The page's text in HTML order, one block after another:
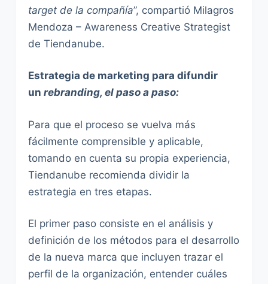
target de la compañía”, compartió Milagros
Mendoza – Awareness Creative Strategist
de Tiendanube.
Estrategia de marketing para difundir
un rebranding, el paso a paso:
Para que el proceso se vuelva más
fácilmente comprensible y aplicable,
tomando en cuenta su propia experiencia,
Tiendanube recomienda dividir la
estrategia en tres etapas.
El primer paso consiste en el análisis y
definición de los métodos para el desarrollo
de la nueva marca que incluyen trazar el
perfil de la organización, entender cuáles